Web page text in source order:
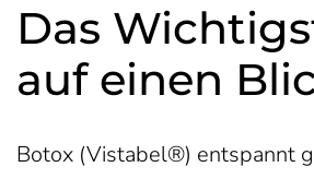
Das
auf einen
Botox (Vistabel®) entspannt